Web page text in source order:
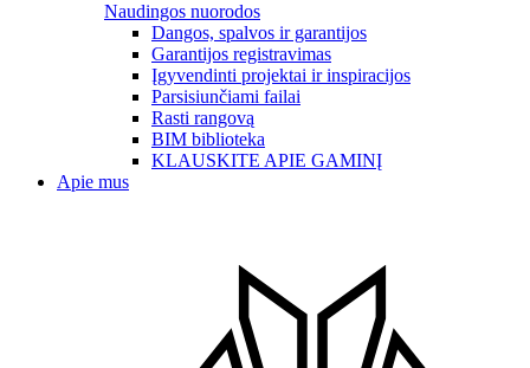
Naudingos nuorodos
Dangos, spalvos ir garantijos
Garantijos registravimas
Įgyvendinti projektai ir inspiracijos
Parsisiunčiami failai
Rasti rangovą
BIM biblioteka
KLAUSKITE APIE GAMINĮ
Apie mus